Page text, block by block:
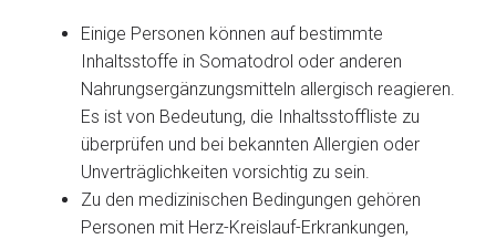
Einige Personen können auf bestimmte
Inhaltsstoffe in Somatodrol oder anderen
Nahrungsergänzungsmitteln allergisch reagieren.
Es ist von Bedeutung, die Inhaltsstoffliste zu
überprüfen und bei bekannten Allergien oder
Unverträglichkeiten vorsichtig zu sein.
Zu den medizinischen Bedingungen gehören
Personen mit Herz-Kreislauf-Erkrankungen,